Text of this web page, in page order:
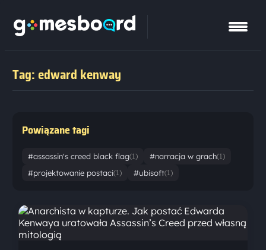
Tag: edward kenway
Powiązane tagi
#assassin's creed black flag(1) #narracja w grach(1)
#projektowanie postaci(1) #ubisoft(1)